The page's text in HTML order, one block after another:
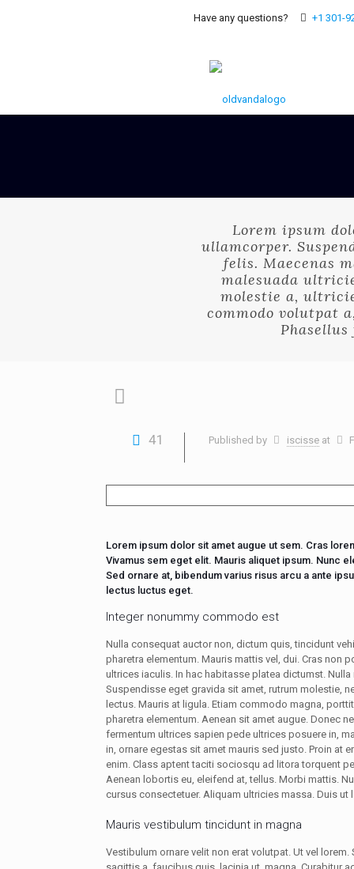
Have any questions? +1 301-
Lorem ipsum
ullamcorper.
felis. Maecenas
malesuada
molestie a,
commodo volutpat
41 Published by iscisse at
Lorem ipsum dolor sit amet augue ut sem. Cras
Vivamus sem eget elit. Mauris aliquet ipsum. Nunc
Sed ornare at, bibendum varius risus arcu a ante
lectus luctus eget.
Integer nonummy commodo est
Nulla consequat auctor non, dictum quis, tincidunt
pharetra elementum. Mauris mattis vel, dui. Cras non
ultrices iaculis. In hac habitasse platea dictumst.
Suspendisse eget gravida sit amet, rutrum molestie,
lectus. Mauris at ligula. Etiam commodo magna,
pharetra elementum. Aenean sit amet augue. Donec
fermentum ultrices sapien pede ultrices posuere in,
in, ornare egestas sit amet mauris sed justo. Proin at
enim. Class aptent taciti sociosqu ad litora torquent
Aenean lobortis eu, eleifend at, tellus. Morbi mattis.
cursus consectetuer. Aliquam ultricies massa. Duis ut
Mauris vestibulum tincidunt in magna
Vestibulum ornare velit non erat volutpat. Ut vel